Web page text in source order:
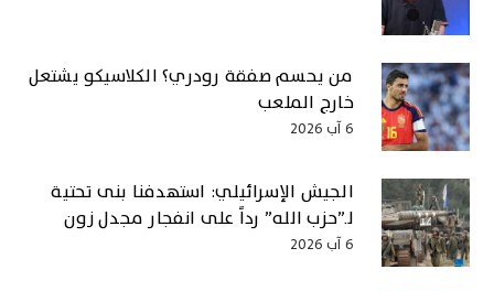
من يحسم صفقة رودري؟ الكلاسيكو يشتعل
خارج الملعب
6 آب 2026
الجيش الإسرائيلي: استهدفنا بنى تحتية
لـ”حزب الله” رداً على انفجار مجدل زون
6 آب 2026